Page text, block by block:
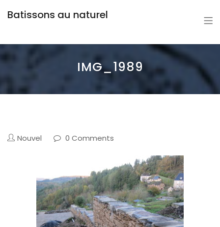
Batissons au naturel
IMG_1989
Nouvel 0 Comments